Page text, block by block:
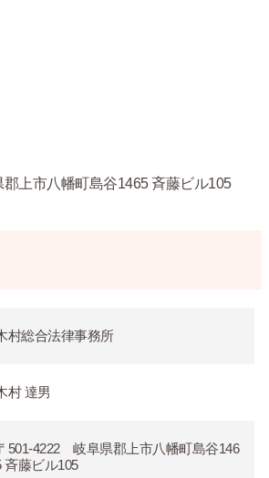
上市八幡町島谷1465 斉藤ビル105
村総合法律事務所
村 達男
501-4222 岐阜県郡上市八幡町島谷146
斉藤ビル105